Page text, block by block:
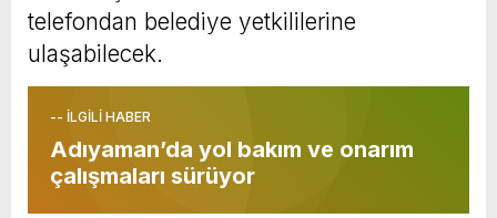
telefondan belediye yetkililerine
ulaşabilecek.
-- İLGİLİ HABER
Adıyaman’da yol bakım ve onarım
çalışmaları sürüyor